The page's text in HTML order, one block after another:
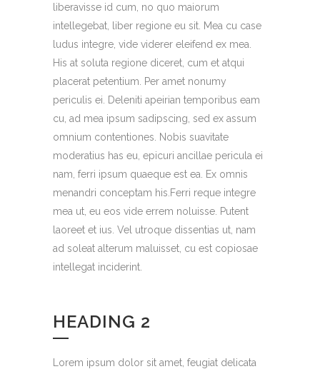
liberavisse id cum, no quo maiorum
intellegebat, liber regione eu sit. Mea cu case
ludus integre, vide viderer eleifend ex mea.
His at soluta regione diceret, cum et atqui
placerat petentium. Per amet nonumy
periculis ei. Deleniti apeirian temporibus eam
cu, ad mea ipsum sadipscing, sed ex assum
omnium contentiones. Nobis suavitate
moderatius has eu, epicuri ancillae pericula ei
nam, ferri ipsum quaeque est ea. Ex omnis
menandri conceptam his.Ferri reque integre
mea ut, eu eos vide errem noluisse. Putent
laoreet et ius. Vel utroque dissentias ut, nam
ad soleat alterum maluisset, cu est copiosae
intellegat inciderint.
HEADING 2
Lorem ipsum dolor sit amet, feugiat delicata